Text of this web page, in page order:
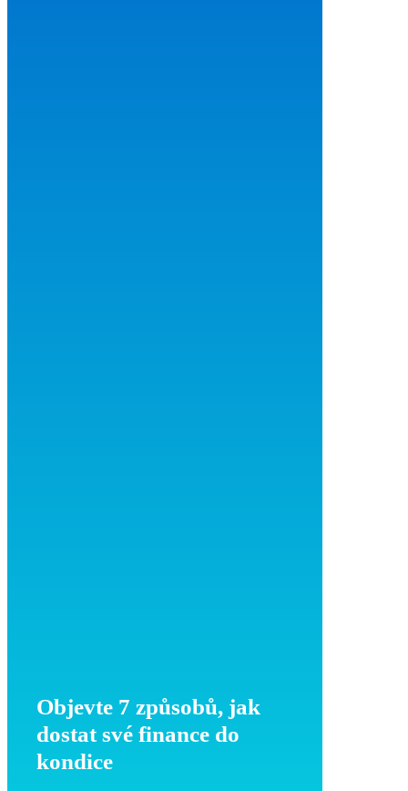
Objevte 7 způsobů, jak
dostat své finance do
kondice